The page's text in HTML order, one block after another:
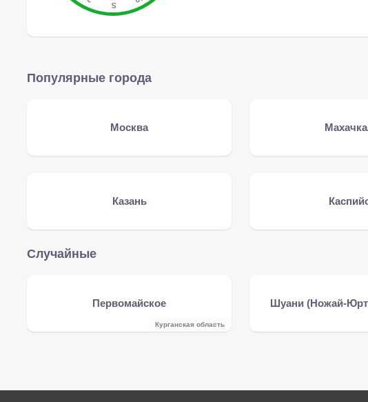
Популярные города
Москва
Казань
Случайные
Первомайское
Курганская область
Шуани (Ножай-